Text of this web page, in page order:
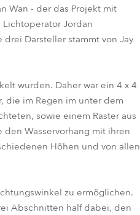
Wan - der das Projekt mit
Jordan
Darsteller stammt von Jay
wurden. Daher war ein 4 x 4
die im Regen im unter dem
sowie einem Raster aus
Wasservorhang mit ihren
Höhen und von allen
zu ermöglichen.
Abschnitten half dabei, den